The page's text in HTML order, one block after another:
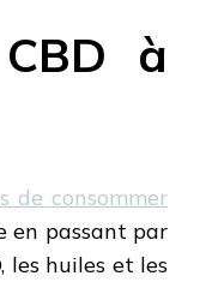
à
de consommer
en passant par
les huiles et les